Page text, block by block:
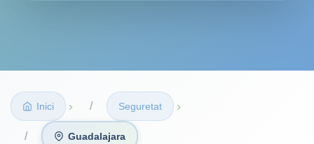
Inici › Seguretat ›
Guadalajara